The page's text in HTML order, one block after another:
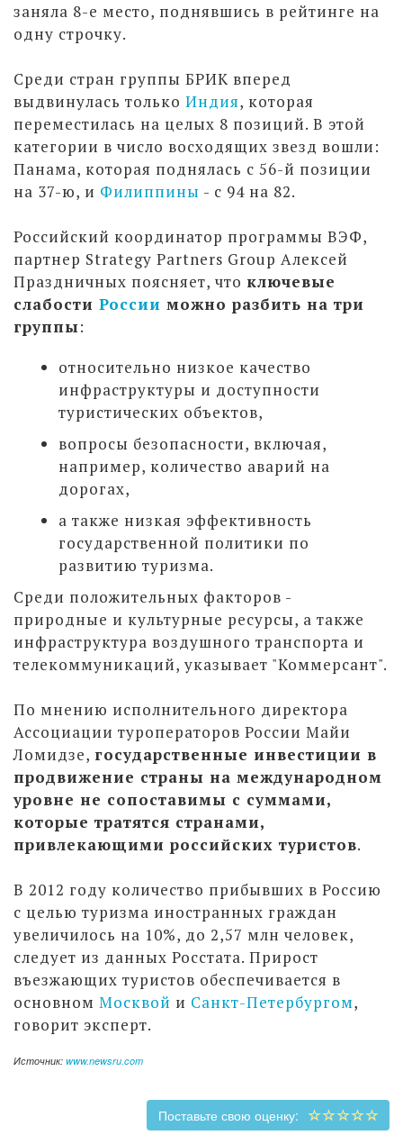
заняла 8-е место, поднявшись в рейтинге на
одну строчку.
Среди стран группы БРИК вперед
выдвинулась только Индия, которая
переместилась на целых 8 позиций. В этой
категории в число восходящих звезд вошли:
Панама, которая поднялась с 56-й позиции
на 37-ю, и Филиппины - с 94 на 82.
Российский координатор программы ВЭФ,
партнер Strategy Partners Group Алексей
Праздничных поясняет, что ключевые
слабости России можно разбить на три
группы:
относительно низкое качество
инфраструктуры и доступности
туристических объектов,
вопросы безопасности, включая,
например, количество аварий на
дорогах,
а также низкая эффективность
государственной политики по
развитию туризма.
Среди положительных факторов -
природные и культурные ресурсы, а также
инфраструктура воздушного транспорта и
телекоммуникаций, указывает "Коммерсант".
По мнению исполнительного директора
Ассоциации туроператоров России Майи
Ломидзе, государственные инвестиции в
продвижение страны на международном
уровне не сопоставимы с суммами,
которые тратятся странами,
привлекающими российских туристов.
В 2012 году количество прибывших в Россию
с целью туризма иностранных граждан
увеличилось на 10%, до 2,57 млн человек,
следует из данных Росстата. Прирост
въезжающих туристов обеспечивается в
основном Москвой и Санкт-Петербургом,
говорит эксперт.
Источник: www.newsru.com
Поставьте свою оценку: